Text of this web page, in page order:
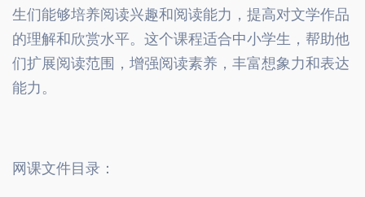
生们能够培养阅读兴趣和阅读能力，提高对文学作品
的理解和欣赏水平。这个课程适合中小学生，帮助他
们扩展阅读范围，增强阅读素养，丰富想象力和表达
能力。
网课文件目录：